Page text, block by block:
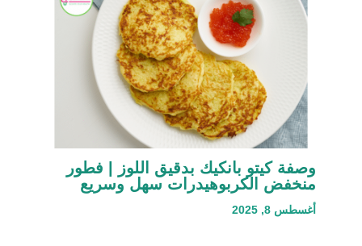
وصفة كيتو بانكيك بدقيق اللوز | فطور
منخفض الكربوهيدرات سهل وسريع
أغسطس 8, 2025